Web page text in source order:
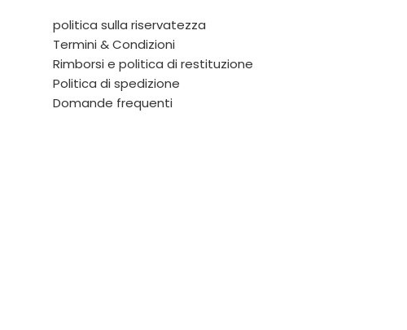
politica sulla riservatezza
Termini & Condizioni
Rimborsi e politica di restituzione
Politica di spedizione
Domande frequenti